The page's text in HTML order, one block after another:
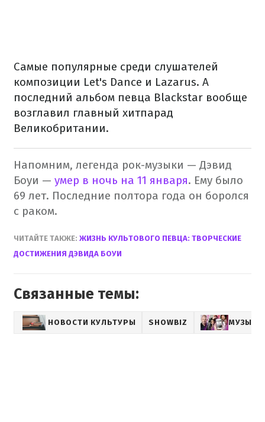
Самые популярные среди слушателей
композиции Let's Dance и Lazarus. А
последний альбом певца Blackstar вообще
возглавил главный хитпарад
Великобритании.
Напомним, легенда рок-музыки — Дэвид
Боуи — умер в ночь на 11 января. Ему было
69 лет. Последние полтора года он боролся
с раком.
ЧИТАЙТЕ ТАКЖЕ: ЖИЗНЬ КУЛЬТОВОГО ПЕВЦА: ТВОРЧЕСКИЕ
ДОСТИЖЕНИЯ ДЭВИДА БОУИ
Связанные темы:
НОВОСТИ КУЛЬТУРЫ SHOWBIZ МУЗЫКА